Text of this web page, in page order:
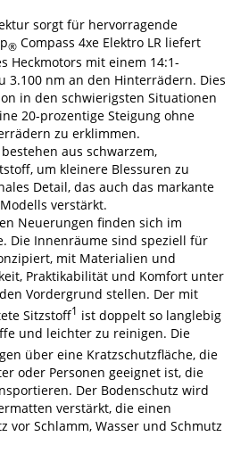
sorgt für hervorragende
® Compass 4xe Elektro LR liefert
Heckmotors mit einem 14:1-
3.100 nm an den Hinterrädern. Dies
in den schwierigsten Situationen
20-prozentige Steigung ohne
zu erklimmen.
aus schwarzem,
um kleinere Blessuren zu
Detail, das auch das markante
verstärkt.
Neuerungen finden sich im
Die Innenräume sind speziell für
mit Materialien und
Praktikabilität und Komfort unter
Vordergrund stellen. Der mit
Sitzstoff1 ist doppelt so langlebig
und leichter zu reinigen. Die
über eine Kratzschutzfläche, die
oder Personen geeignet ist, die
Der Bodenschutz wird
verstärkt, die einen
vor Schlamm, Wasser und Schmutz